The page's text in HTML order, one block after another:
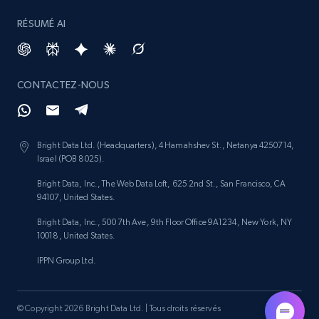
Asin, URL, Name, Sponsored, Initial price, Final
price, Currency, Sold, and more.
1.6K+ 181+ Commencer
URL, Product id, Title, Product description,
and more.
1.3K+ 176+ Commencer
RÉSUMÉ AI
CONTACTEZ-NOUS
Bright Data Ltd. (Headquarters), 4 Hamahshev St., Netanya 4250714,
Israel (POB 8025).
Bright Data, Inc., The Web Data Loft, 625 2nd St., San Francisco, CA
94107, United States.
Bright Data, Inc., 500 7th Ave, 9th Floor Office 9A1234, New York, NY
10018, United States.
IPPN Group Ltd.
© Copyright 2026 Bright Data Ltd. | Tous droits réservés